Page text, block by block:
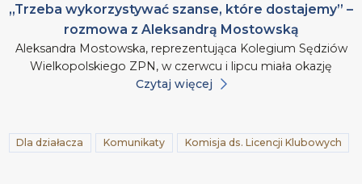
„Trzeba wykorzystywać szanse, które dostajemy” –
rozmowa z Aleksandrą Mostowską
Aleksandra Mostowska, reprezentująca Kolegium Sędziów
Wielkopolskiego ZPN, w czerwcu i lipcu miała okazję
Czytaj więcej
Dla działacza Komunikaty Komisja ds. Licencji Klubowych